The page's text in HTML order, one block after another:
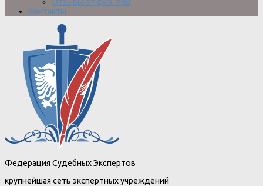
Отзывы от физ. лиц
Контакты
Федерация Судебных Экспертов
крупнейшая сеть экспертных учреждений